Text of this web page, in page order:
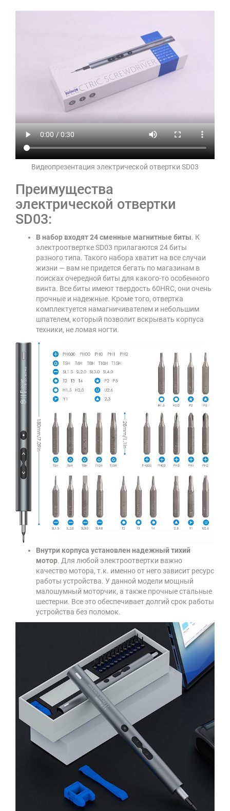
Видеопрезентация электрической отвертки SD03
Преимущества
электрической отвертки
SD03:
В набор входят 24 сменные магнитные биты. К
электроотвертке SD03 прилагаются 24 биты
разного типа. Такого набора хватит на все случаи
жизни — вам не придется бегать по магазинам в
поисках очередной биты для какого-то особенного
винта. Все биты имеют твердость 60HRC, они очень
прочные и надежные. Кроме того, отвертка
комплектуется намагничивателем и небольшим
шпателем, который позволит вскрывать корпуса
техники, не ломая ногти.
Внутри корпуса установлен надежный тихий
мотор. Для любой электроотвертки важно
качество мотора, т.к. именно от него зависит ресурс
работы устройства. У данной модели мощный
малошумный моторчик, а также прочные стальные
шестерни. Все это обеспечивает долгий срок работы
устройства без поломок.